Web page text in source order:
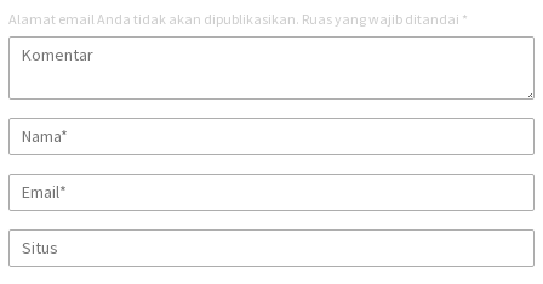
Alamat email Anda tidak akan dipublikasikan. Ruas yang wajib ditandai *